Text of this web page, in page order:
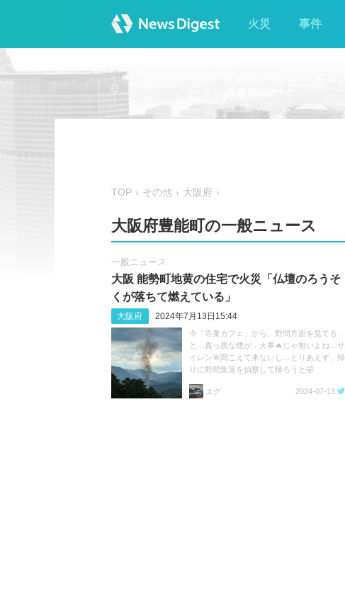
火災 事件
TOP その他 大阪府
大阪府豊能町の一般ニュース
一般ニュース
大阪 能勢町地黄の住宅で火災「仏壇のろうそ
くが落ちて燃えている」
大阪府 2024年7月13日15:44
今「寺巣カフェ」から、野間方面を見てる
と…真っ黒な煙が…火事🔥じゃ無いよね…サ
イレン🚨聞こえて来ないし…とりあえず、帰
りに野間集落を偵察して帰ろうと🤣
エグ
2024-07-13